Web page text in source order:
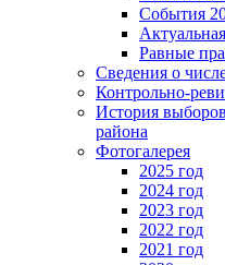
События
Равные
Сведения о
Контрольно-
История
района
Фотогалерея
2025 год
2024 год
2023 год
2022 год
2021 год